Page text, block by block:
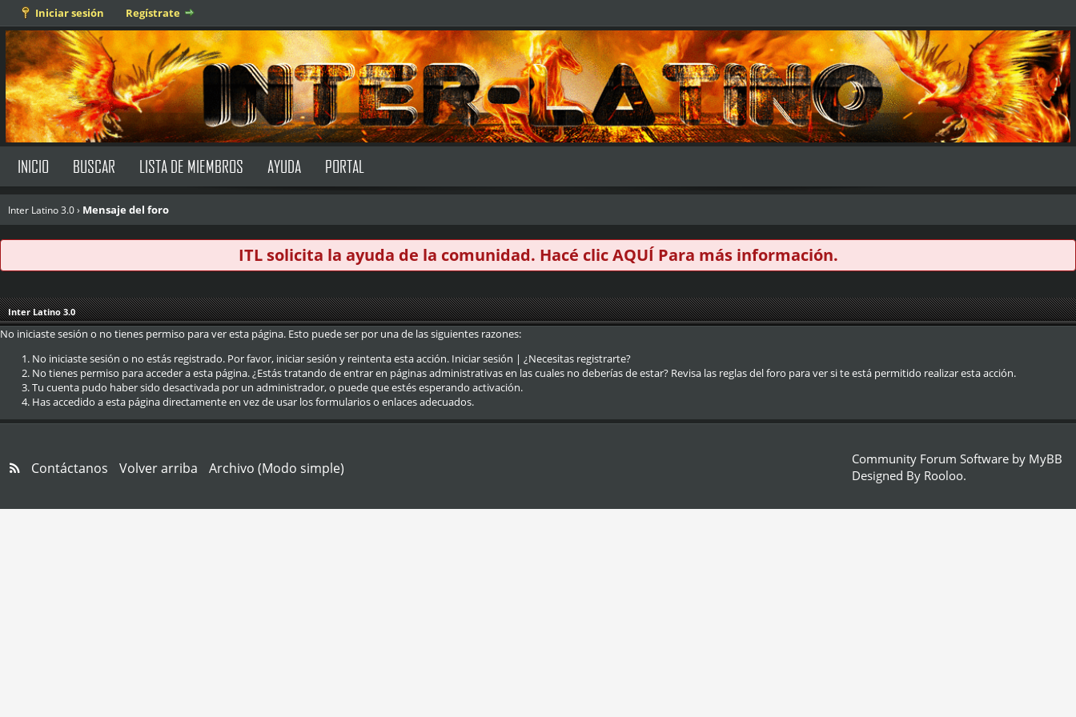
Iniciar sesión Regístrate
INICIO BUSCAR LISTA DE MIEMBROS AYUDA PORTAL
Inter Latino 3.0› Mensaje del foro
ITL solicita la ayuda de la comunidad. Hacé clicAQUÍ Para más información.
Inter Latino 3.0
No iniciaste sesión o no tienes permiso para ver esta página. Esto puede ser por una de las siguientes razones:
No iniciaste sesión o no estás registrado. Por favor, iniciar sesión y reintenta esta acción. Iniciar sesión | ¿Necesitas registrarte?
No tienes permiso para acceder a esta página. ¿Estás tratando de entrar en páginas administrativas en las cuales no deberías de estar? Revisa las reglas del foro para ver si te está permitido realizar esta acción.
Tu cuenta pudo haber sido desactivada por un administrador, o puede que estés esperando activación.
Has accedido a esta página directamente en vez de usar los formularios o enlaces adecuados.
Contáctanos Volver arriba Archivo (Modo simple)
Community Forum Software by MyBB
Designed By Rooloo.